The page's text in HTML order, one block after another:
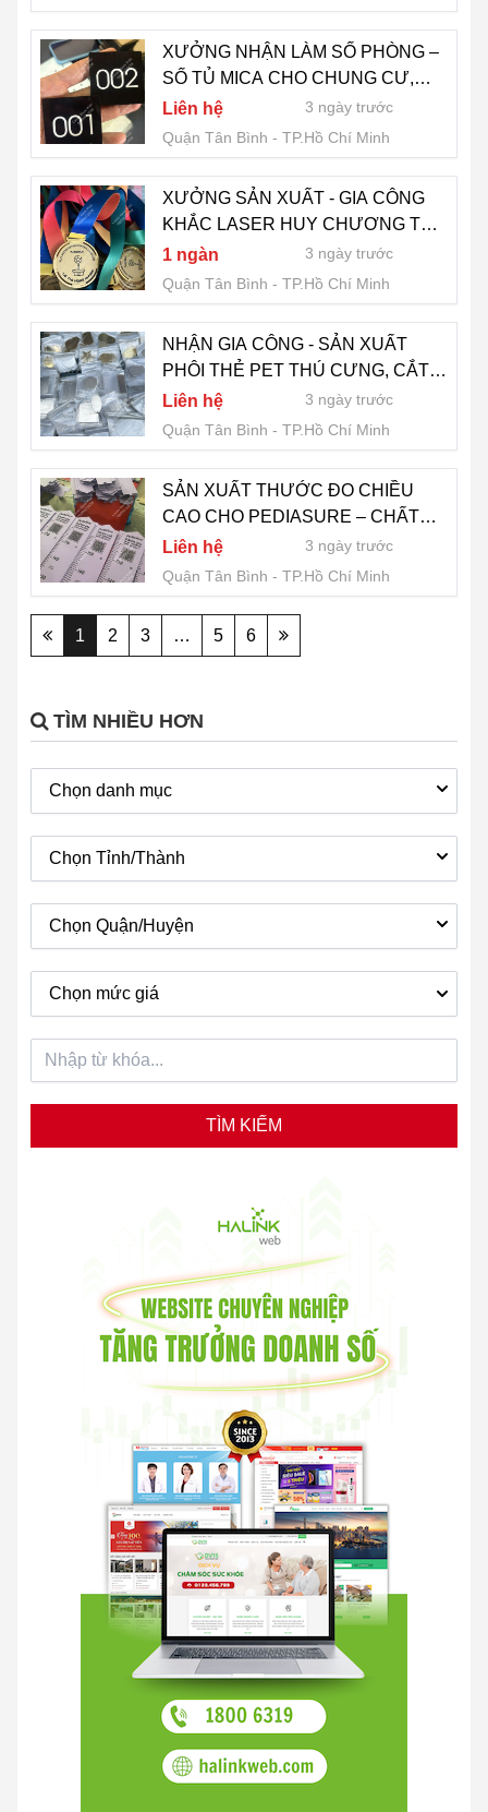
XƯỞNG NHẬN LÀM SỐ PHÒNG –
SỐ TỦ MICA CHO CHUNG CƯ,
NHÀ Ở, KTX - GIÁ BÌNH ỔN THỊ
TRƯỜNG - LH 0775 007 909
Liên hệ
3 ngày trước
Quận Tân Bình
TP.Hồ Chí Minh
XƯỞNG SẢN XUẤT - GIA CÔNG
KHẮC LASER HUY CHƯƠNG THI
ĐẤU, HUY CHƯƠNG THỂ THAO
GIÁ RẺ TẠI LASER NAM VIỆT - LH
0775 007 909
1 ngàn
3 ngày trước
Quận Tân Bình
TP.Hồ Chí Minh
NHẬN GIA CÔNG - SẢN XUẤT
PHÔI THẺ PET THÚ CƯNG, CẮT
KHẮC LASER THEO YÊU CẦU -
LH 0775 007 909
Liên hệ
3 ngày trước
Quận Tân Bình
TP.Hồ Chí Minh
SẢN XUẤT THƯỚC ĐO CHIỀU
CAO CHO PEDIASURE – CHẤT
LƯỢNG, IN ẤN SẮC NÉT - LH 0775
007 909
Liên hệ
3 ngày trước
Quận Tân Bình
TP.Hồ Chí Minh
1 2 3 … 5 6
TÌM NHIỀU HƠN
Chọn danh mục
Chọn Tỉnh/Thành
Chọn Quận/Huyện
Chọn mức giá
TÌM KIẾM